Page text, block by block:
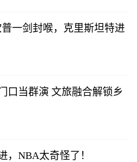
一剑封喉，克里斯坦特进
口当群演 文旅融合解锁乡
，NBA太奇怪了！